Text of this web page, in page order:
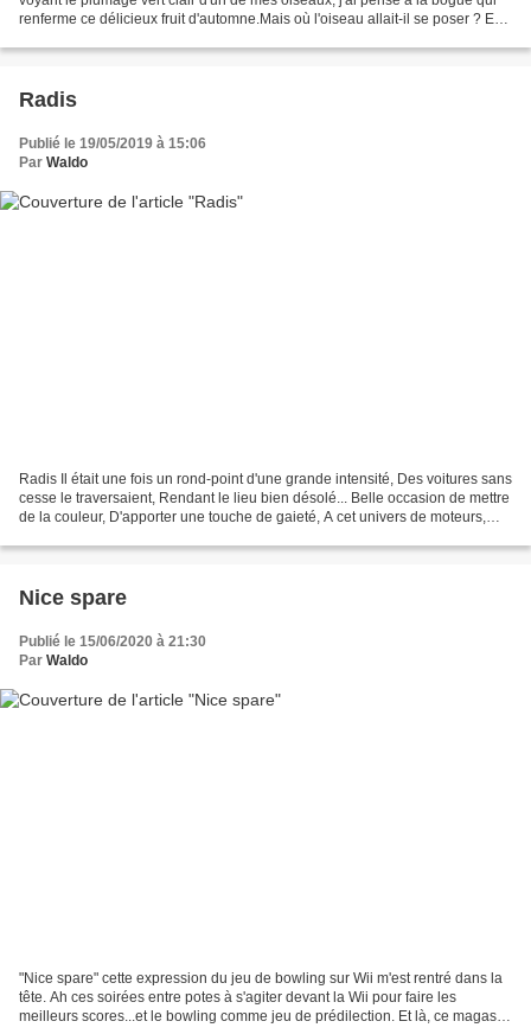
renferme ce délicieux fruit d'automne.Mais où l'oiseau allait-il se poser ? Eh
Radis
Publié le 19/05/2019 à 15:06
Par Waldo
Radis Il était une fois un rond-point d'une grande intensité, Des voitures sans
cesse le traversaient, Rendant le lieu bien désolé... Belle occasion de mettre
de la couleur, D'apporter une touche de gaieté, A cet univers de moteurs,
Nice spare
Publié le 15/06/2020 à 21:30
Par Waldo
"Nice spare" cette expression du jeu de bowling sur Wii m'est rentré dans la
tête. Ah ces soirées entre potes à s'agiter devant la Wii pour faire les
meilleurs scores...et le bowling comme jeu de prédilection. Et là, ce magasin